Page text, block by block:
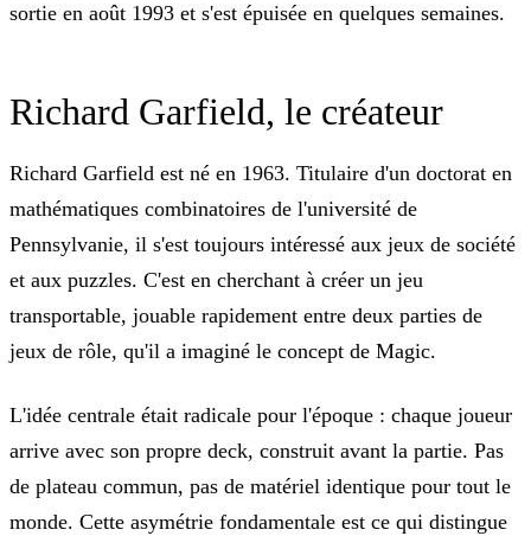
sortie en août 1993 et s'est épuisée en quelques semaines.
Richard Garfield, le créateur
Richard Garfield est né en 1963. Titulaire d'un doctorat en
mathématiques combinatoires de l'université de
Pennsylvanie, il s'est toujours intéressé aux jeux de société
et aux puzzles. C'est en cherchant à créer un jeu
transportable, jouable rapidement entre deux parties de
jeux de rôle, qu'il a imaginé le concept de Magic.
L'idée centrale était radicale pour l'époque : chaque joueur
arrive avec son propre deck, construit avant la partie. Pas
de plateau commun, pas de matériel identique pour tout le
monde. Cette asymétrie fondamentale est ce qui distingue